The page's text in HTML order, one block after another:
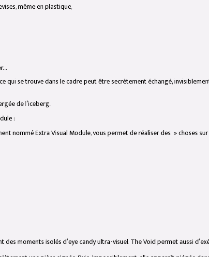
même en plastique,
qui se trouve dans le cadre peut être secrètement échangé,
de l’iceberg.
:
nommé Extra Visual Module, vous permet de réaliser des » choses
des moments isolés d’eye candy ultra-visuel. The Void permet aussi